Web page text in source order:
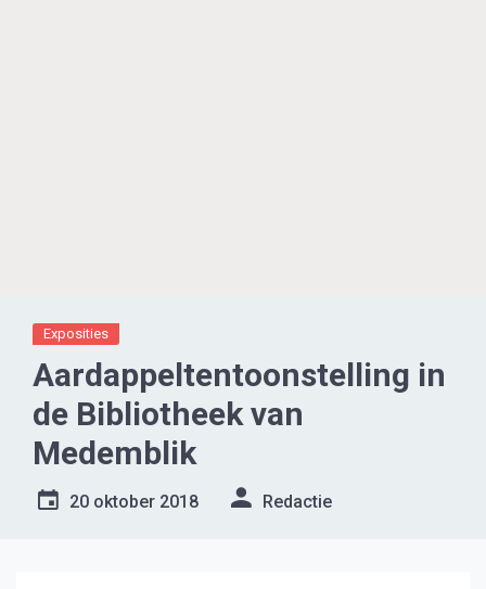
Exposities
Aardappeltentoonstelling in
de Bibliotheek van
Medemblik
20 oktober 2018 Redactie